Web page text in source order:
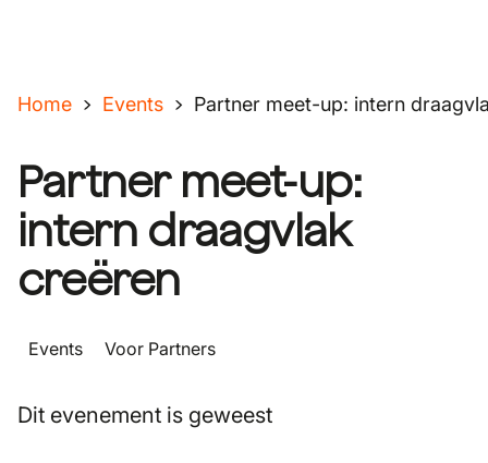
Home Events Partner meet-up: intern
Partner meet-up:
intern draagvlak
creëren
Events Voor Partners
Dit evenement is geweest